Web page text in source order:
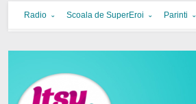
Itsy Bitsy
bucurie in familie
Radio Scoala de SuperEroi Parinti